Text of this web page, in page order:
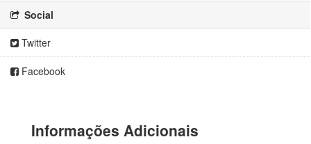
Social
Twitter
Facebook
Informações Adicionais